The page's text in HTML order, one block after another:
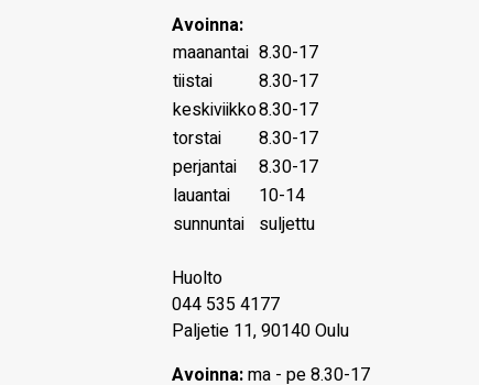
Avoinna:
maanantai 8.30-17
tiistai
8.30-17
keskiviikko8.30-17
torstai
8.30-17
perjantai
8.30-17
lauantai
10-14
sunnuntai suljettu
Huolto
044 535 4177
Paljetie 11, 90140 Oulu
Avoinna:ma - pe 8.30-17